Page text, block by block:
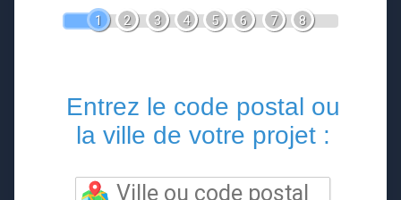
1 2 3 4 5 6 7 8
Entrez le code postal ou
la ville de votre projet :